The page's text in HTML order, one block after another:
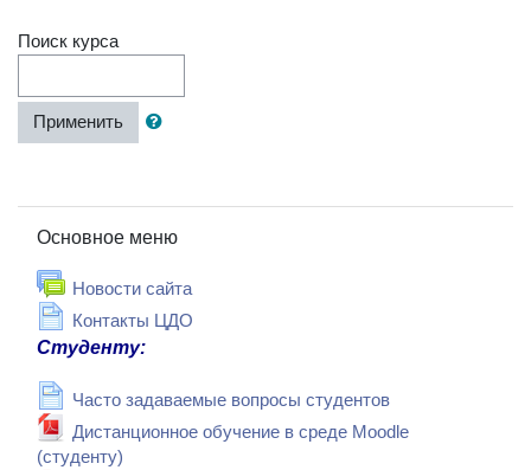
Поиск курса
Применить
Основное меню
Новости сайта
Контакты ЦДО
Студенту:
Часто задаваемые вопросы студентов
Дистанционное обучение в среде Moodle
(студенту)